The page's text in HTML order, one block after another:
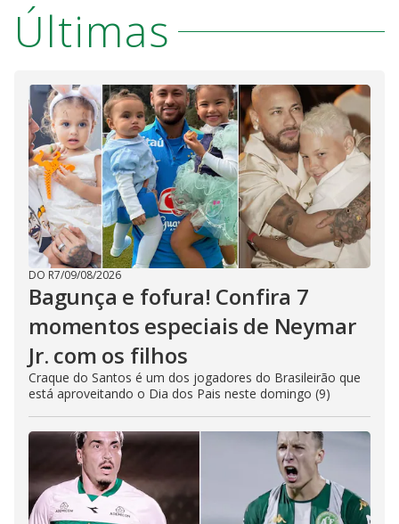
Últimas
DO R7/09/08/2026
Bagunça e fofura! Confira 7
momentos especiais de Neymar
Jr. com os filhos
Craque do Santos é um dos jogadores do Brasileirão que
está aproveitando o Dia dos Pais neste domingo (9)